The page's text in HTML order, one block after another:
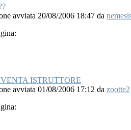
avviata 20/08/2006 18:47 da
ISTRUTTORE
avviata 01/08/2006 17:12 da zootte2